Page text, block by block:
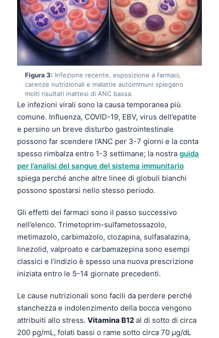
Figura 3: Infezione recente, esposizione a farmaci,
carenze nutrizionali e malattie autoimmuni spiegano
molti risultati inattesi di ANC bassa.
Le infezioni virali sono la causa temporanea più
comune. Influenza, COVID-19, EBV, virus dell’epatite
e persino un breve disturbo gastrointestinale
possono far scendere l’ANC per 3-7 giorni e la conta
spesso rimbalza entro 1-3 settimane; la nostra guida
per l’analisi del sangue del sistema immunitario
spiega perché anche altre linee di globuli bianchi
possono spostarsi nello stesso periodo.
Gli effetti dei farmaci sono il passo successivo
nell’elenco. Trimetoprim-sulfametossazolo,
metimazolo, carbimazolo, clozapina, sulfasalazina,
linezolid, valproato e carbamazepina sono esempi
classici e l’indizio è spesso una nuova prescrizione
iniziata entro le 5-14 giornate precedenti.
Le cause nutrizionali sono facili da perdere perché
stanchezza e indolenzimento della bocca vengono
attribuiti allo stress. Vitamina B12 al di sotto di circa
200 pg/mL, folati bassi o rame sotto circa 70 µg/dL